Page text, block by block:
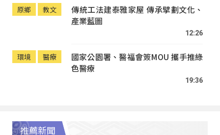
原鄉 教文
傳統工法建泰雅家屋 傳承擘劃文化、
產業藍圖
12:26
環境 醫療
國家公園署、醫福會簽MOU 攜手推綠
色醫療
19:36
推薦新聞